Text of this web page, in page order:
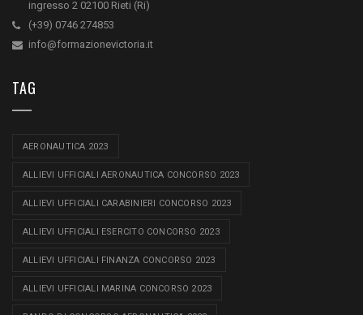
ingresso 2 02100 Rieti (Ri)
(+39) 0746 274853
info@formazionevictoria.it
TAG
AERONAUTICA 2023
ALLIEVI UFFICIALI AERONAUTICA CONCORSO 2023
ALLIEVI UFFICIALI CARABINIERI CONCORSO 2023
ALLIEVI UFFICIALI ESERCITO CONCORSO 2023
ALLIEVI UFFICIALI FINANZA CONCORSO 2023
ALLIEVI UFFICIALI MARINA CONCORSO 2023